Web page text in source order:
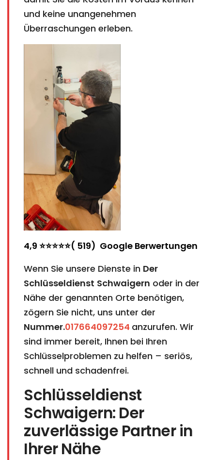
und keine unangenehmen
Überraschungen erleben.
4,9 ⭐⭐⭐⭐⭐( 519) Google Berwertungen
Wenn Sie unsere Dienste in Der
Schlüsseldienst Schwaigern oder in der
Nähe der genannten Orte benötigen,
zögern Sie nicht, uns unter der
Nummer.017664097254 anzurufen. Wir
sind immer bereit, Ihnen bei Ihren
Schlüsselproblemen zu helfen – seriös,
schnell und schadenfrei.
Schlüsseldienst
Schwaigern: Der
zuverlässige Partner in
Ihrer Nähe